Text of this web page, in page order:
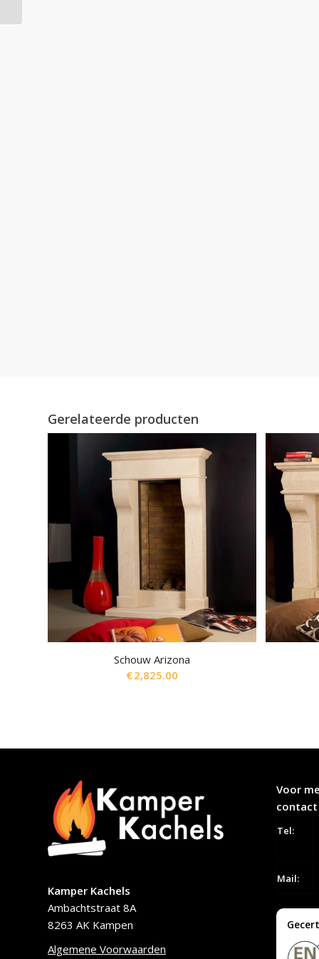
Gerelateerde producten
Schouw Arizona
€2,825.00
Kamper Kachels
Ambachtstraat 8A
8263 AK Kampen
Algemene Voorwaarden
Voor
contact
Tel:
Mail: